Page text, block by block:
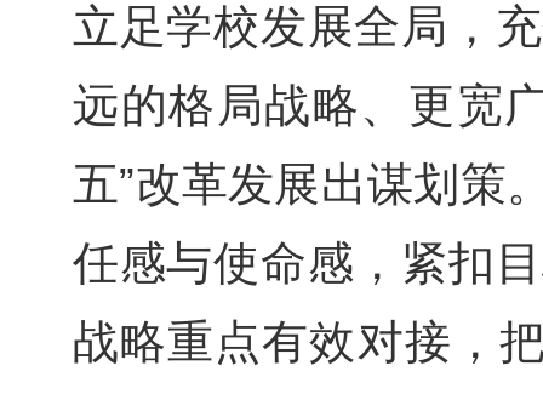
立足学校发展全局，
远的格局战略、更宽
五”改革发展出谋划策
任感与使命感，紧扣
战略重点有效对接，